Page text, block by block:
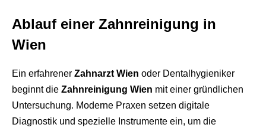
Ablauf einer Zahnreinigung in
Wien
Ein erfahrener Zahnarzt Wien oder Dentalhygieniker
beginnt die Zahnreinigung Wien mit einer gründlichen
Untersuchung. Moderne Praxen setzen digitale
Diagnostik und spezielle Instrumente ein, um die